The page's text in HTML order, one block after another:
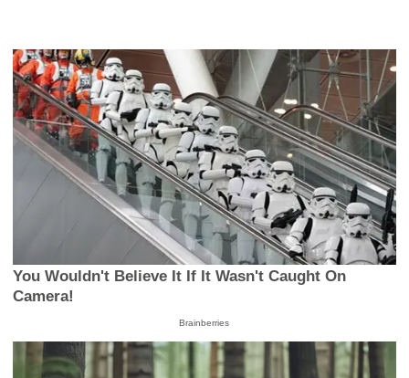
You Wouldn't Believe It If It Wasn't Caught On
Camera!
Brainberries